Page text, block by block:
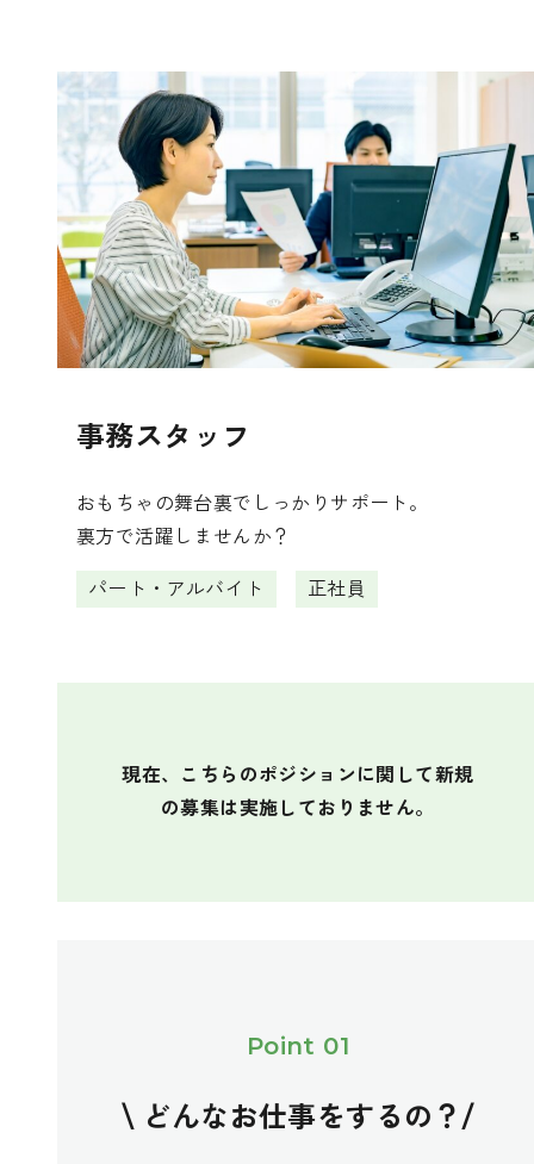
事務スタッフ
おもちゃの舞台裏でしっかりサポート。
裏方で活躍しませんか？
パート・アルバイト 正社員
現在、こちらのポジションに関して新規
の募集は実施しておりません。
Point 01
\ どんなお仕事をするの？/